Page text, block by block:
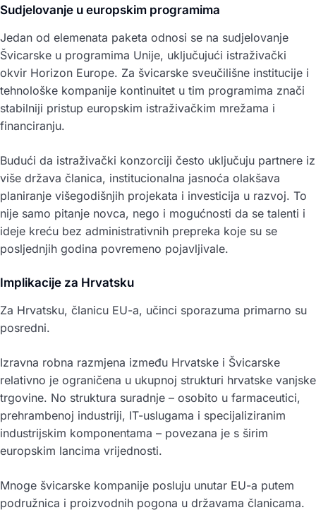
Sudjelovanje u europskim programima
Jedan od elemenata paketa odnosi se na sudjelovanje
Švicarske u programima Unije, uključujući istraživački
okvir Horizon Europe. Za švicarske sveučilišne institucije i
tehnološke kompanije kontinuitet u tim programima znači
stabilniji pristup europskim istraživačkim mrežama i
financiranju.
Budući da istraživački konzorciji često uključuju partnere iz
više država članica, institucionalna jasnoća olakšava
planiranje višegodišnjih projekata i investicija u razvoj. To
nije samo pitanje novca, nego i mogućnosti da se talenti i
ideje kreću bez administrativnih prepreka koje su se
posljednjih godina povremeno pojavljivale.
Implikacije za Hrvatsku
Za Hrvatsku, članicu EU-a, učinci sporazuma primarno su
posredni.
Izravna robna razmjena između Hrvatske i Švicarske
relativno je ograničena u ukupnoj strukturi hrvatske vanjske
trgovine. No struktura suradnje – osobito u farmaceutici,
prehrambenoj industriji, IT-uslugama i specijaliziranim
industrijskim komponentama – povezana je s širim
europskim lancima vrijednosti.
Mnoge švicarske kompanije posluju unutar EU-a putem
podružnica i proizvodnih pogona u državama članicama.